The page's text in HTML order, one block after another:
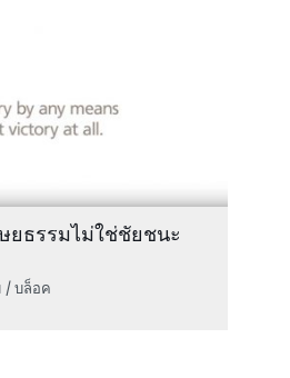
ยธรรมไม่ใช่ชัยชนะ
/ บล็อค